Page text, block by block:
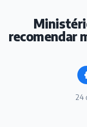
recomendar
24